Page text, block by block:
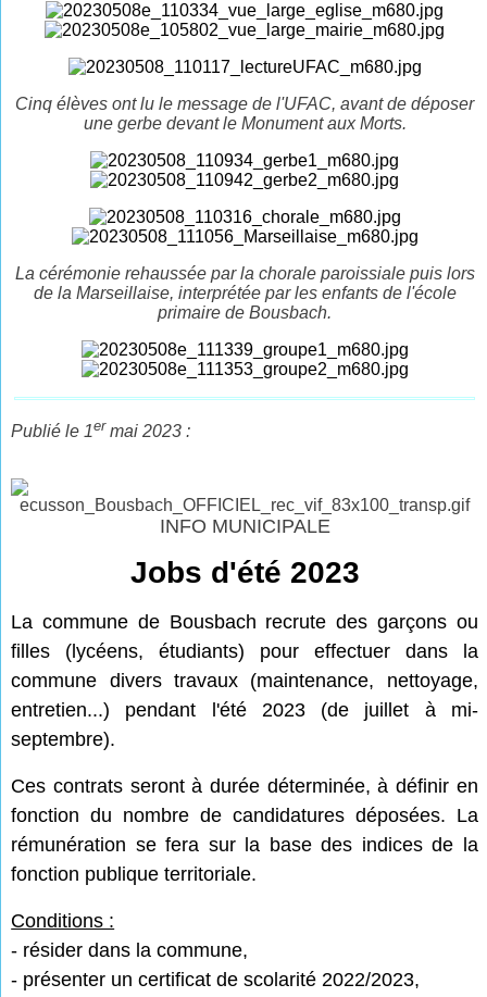
Cinq élèves ont lu le message de l'UFAC, avant de déposer
une gerbe devant le Monument aux Morts.
La cérémonie rehaussée par la chorale paroissiale puis lors
de la Marseillaise, interprétée par les enfants de l'école
primaire de Bousbach.
Publié le 1er mai 2023 :
INFO MUNICIPALE
Jobs d'été 2023
La commune de Bousbach recrute des garçons ou
filles (lycéens, étudiants) pour effectuer dans la
commune divers travaux (maintenance, nettoyage,
entretien...) pendant l'été 2023 (de juillet à mi-
septembre).
Ces contrats seront à durée déterminée, à définir en
fonction du nombre de candidatures déposées. La
rémunération se fera sur la base des indices de la
fonction publique territoriale.
Conditions :
- résider dans la commune,
- présenter un certificat de scolarité 2022/2023,